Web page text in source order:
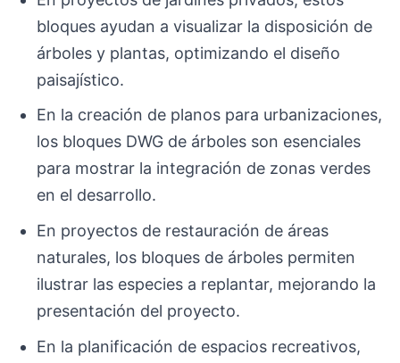
bloques ayudan a visualizar la disposición de
árboles y plantas, optimizando el diseño
paisajístico.
En la creación de planos para urbanizaciones,
los bloques DWG de árboles son esenciales
para mostrar la integración de zonas verdes
en el desarrollo.
En proyectos de restauración de áreas
naturales, los bloques de árboles permiten
ilustrar las especies a replantar, mejorando la
presentación del proyecto.
En la planificación de espacios recreativos,